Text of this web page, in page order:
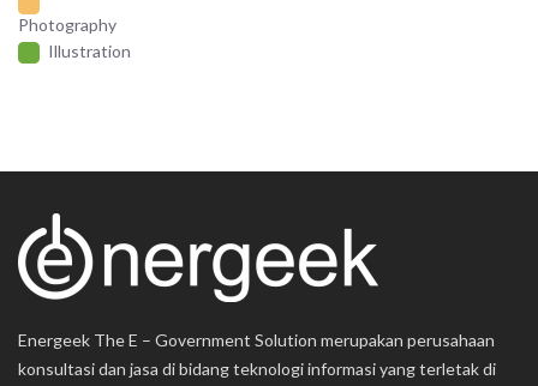
Photography
Illustration
Energeek The E – Government Solution merupakan perusahaan
konsultasi dan jasa di bidang teknologi informasi yang terletak di